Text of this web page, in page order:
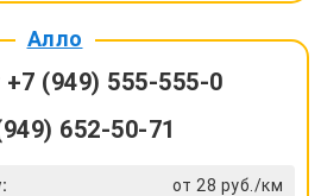
Алло
(949) 555-555-0
652-50-71
от 28 руб./км